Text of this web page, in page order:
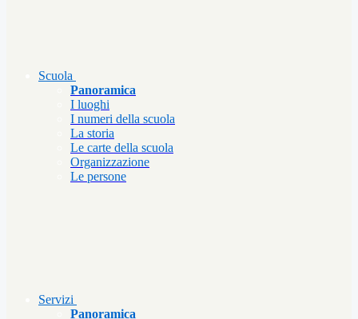
Scuola
Panoramica
I luoghi
I numeri della scuola
La storia
Le carte della scuola
Organizzazione
Le persone
Servizi
Panoramica